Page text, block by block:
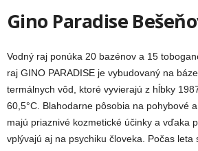
Gino Paradise
Vodný raj ponúka 20 bazénov a 15
raj GINO PARADISE je vybudovaný na
termálnych vôd, ktoré vyvierajú z hĺbky
60,5°C. Blahodarne pôsobia na pohybové
majú priaznivé kozmetické účinky a vďaka
vplývajú aj na psychiku človeka. Počas leta